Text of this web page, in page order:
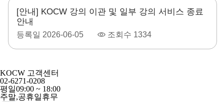
[안내] KOCW 강의 이관 및 일부 강의 서비스 종료
안내
등록일 2026-06-05 조회수 1334
KOCW 고객센터
02-6271-0208
평일09:00 ~ 18:00
주말,공휴일휴무